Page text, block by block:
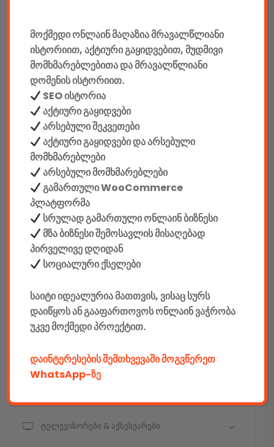
ელემენტები
აკკუმულატორები
კაბელები & დამტენები
დისკები
ჩანთები
სეიფები
კონსტრუქტორები
E-mobility
კომპიუტერები & აქსესუარები
ტელეფონები & აქსესუარები
ნოუთბუქები & აქსესუარები
ტელევიზორები & აქსესუარები
მოქმედი ონლაინ მაღაზია მრავალწლიანი
ისტორიით, აქტიური გაყიდვებით, მუდმივი
მომხმარებლებითა და მრავალწლიანი
დომენის ისტორიით.
SEO ისტორია
აქტიური გაყიდვები
არსებული შეკვეთები
აქტიური გაყიდვები და არსებული
მომხმარებლები
არსებული მომხმარებლები
გამართული WooCommerce
პლატფორმა
სრულად გამართული ონლაინ ბიზნესი
მზა ბიზნესი შემოსავლის მისაღებად
პირველივე დღიდან
სოციალური ქსელები
საიტი იდეალურია მათთვის, ვისაც სურს
დაიწყოს ან გააფართოვოს ონლაინ ვაჭრობა
უკვე მოქმედი პროექტით.
დაინტერესების შემთხვევაში მოგვწერეთ
WhatsApp-ზე